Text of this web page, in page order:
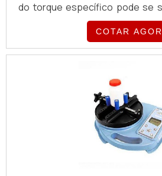
do torque específico pode se
danificar os filetes da rosca
apertado, também pode ser
do torque aplicado.O
por um rigoroso controle
comprovando sua qu.
COTAR